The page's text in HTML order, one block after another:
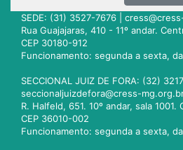
SEDE: (31) 3527-7676 |
Rua Guajajaras, 410 - 11º andar.
CEP 30180-912
Funcionamento: segunda a sexta,
SECCIONAL JUIZ DE FORA: (32)
seccionaljuizdefora@cress-
R. Halfeld, 651. 10º andar, sala
CEP 36010-002
Funcionamento: segunda a sexta,